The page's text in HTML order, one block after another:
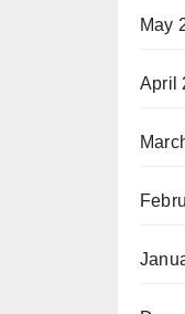
May
April